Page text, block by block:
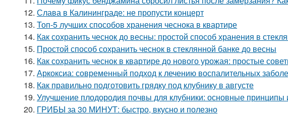
12. Слава в Калининграде: не пропусти концерт
13. Топ-5 лучших способов хранения чеснока в квартире
14. Как сохранить чеснок до весны: простой способ хранения в
15. Простой способ сохранить чеснок в стеклянной банке до весны
16. Как сохранить чеснок в квартире до нового урожая: простые
17. Аркоксиа: современный подход к лечению воспалительных
18. Как правильно подготовить грядку под клубнику в августе
19. Улучшение плодородия почвы для клубники: основные принципы
20. ГРИБЫ за 30 МИНУТ: быстро, вкусно и полезно